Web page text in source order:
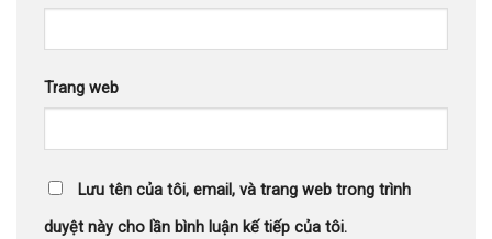
Trang web
Lưu tên của tôi, email, và trang web trong trình
duyệt này cho lần bình luận kế tiếp của tôi.